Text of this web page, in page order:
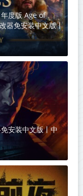
度版 Age of
器免安装中文版丨
安装中文版丨中